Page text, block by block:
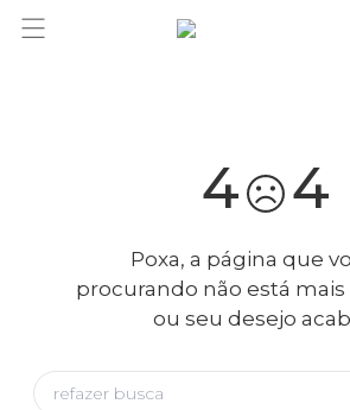
você merece 30% OFF pra comemorar com
4 4
Poxa, a página que
procurando não está mais
ou seu desejo